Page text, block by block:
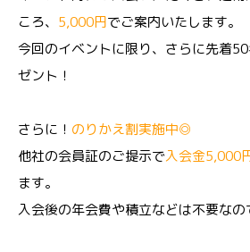
ころ、 5,000円でご案内いたします。
今回のイベントに限り、さらに先着
ゼント！
さらに！ のりかえ割実施中◎
他社の会員証のご提示で入会金5,000
ます。
入会後の年会費や積立などは不要なの